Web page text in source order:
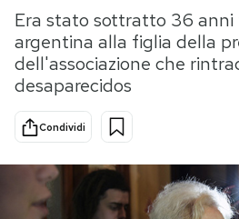
Tecnologia
Internet
Scienza
Cultura
Economia
Era stato sottratto 36
argentina alla figlia della
dell'associazione che
desaparecidos
Condividi